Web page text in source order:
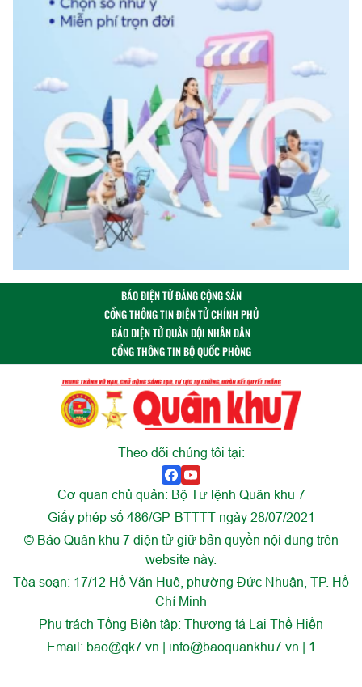
BÁO ĐIỆN TỬ ĐẢNG CỘNG SẢN
CỔNG THÔNG TIN ĐIỆN TỬ CHÍNH PHỦ
BÁO ĐIỆN TỬ QUÂN ĐỘI NHÂN DÂN
CỔNG THÔNG TIN BỘ QUỐC PHÒNG
Theo dõi chúng tôi tại:
Cơ quan chủ quản: Bộ Tư lệnh Quân khu 7
Giấy phép số 486/GP-BTTTT ngày 28/07/2021
© Báo Quân khu 7 điện tử giữ bản quyền nội dung trên
website này.
Tòa soạn: 17/12 Hồ Văn Huê, phường Đức Nhuận, TP. Hồ
Chí Minh
Phụ trách Tổng Biên tập: Thượng tá Lại Thế Hiền
Email: bao@qk7.vn | info@baoquankhu7.vn | 1